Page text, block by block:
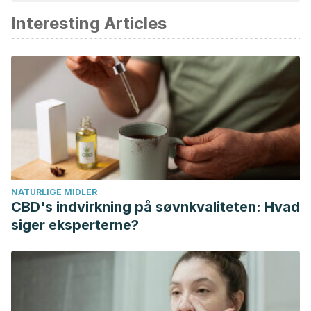
Clínica Mayo. (2022). Disfunción Eréctil. Consultado el 01
de marzo de 2023.
https://www.mayoclinic.org/es/diseases-
conditions/erectile-dysfunction/symptoms-causes/syc-
20355776
Nummenmaa, L., Suvilehto, J. T., Glerean, E., Santtila, P.,
Hietanen, J. K. (2016). Topography of Human Erogenous
Zones.Archives of sexual behavior, 45(5), 1207–1216
https://pubmed.ncbi.nlm.nih.gov/27091187/
Gerbild, H., Larsen, C. M., Graugaard, C., & Areskoug
Josefsson, K. (2018). Physical Activity to Improve Erectile
Function: A Systematic Review of Intervention Studies.
Sexual medicine, 6(2), 75–89.
https://www.ncbi.nlm.nih.gov/pmc/articles/PMC5960035/
Belladelli, F., Li, S., Zhang, C., Del Giudice, F., Basran, S.,
Interesting Articles
NATURLIGE MIDLER
CBD's indvirkning på søvnkvaliteten: Hvad
siger eksperterne?